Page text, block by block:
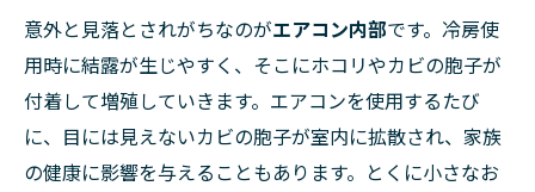
意外と見落とされがちなのがエアコン内部です。冷房使
用時に結露が生じやすく、そこにホコリやカビの胞子が
付着して増殖していきます。エアコンを使用するたび
に、目には見えないカビの胞子が室内に拡散され、家族
の健康に影響を与えることもあります。とくに小さなお